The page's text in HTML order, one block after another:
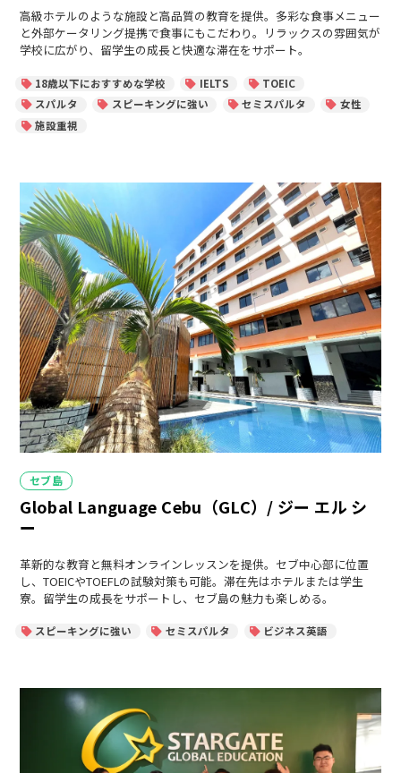
ー
高級ホテルのような施設と高品質の教育を提供。多彩な食事メニュー
と外部ケータリング提携で食事にもこだわり。リラックスの雰囲気が
学校に広がり、留学生の成長と快適な滞在をサポート。
18歳以下におすすめな学校 IELTS
TOEIC
スパルタ
スピーキングに強い セミスパルタ
女性
施設重視
カ
テ
ゴ
リ
セブ島
Global Language Cebu（GLC）/ ジー エル シ
ー
革新的な教育と無料オンラインレッスンを提供。セブ中心部に位置
し、TOEICやTOEFLの試験対策も可能。滞在先はホテルまたは学生
寮。留学生の成長をサポートし、セブ島の魅力も楽しめる。
スピーキングに強い セミスパルタ ビジネス英語